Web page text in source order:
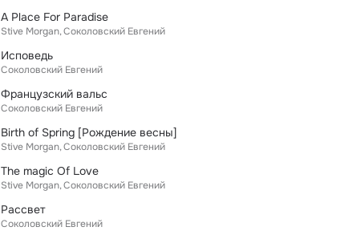
A Place For Paradise
Stive Morgan Соколовский Евгений
Исповедь
Соколовский Евгений
Французский вальс
Соколовский Евгений
Birth of Spring [Рождение весны]
Stive Morgan Соколовский Евгений
The magic Of Love
Stive Morgan Соколовский Евгений
Рассвет
Соколовский Евгений